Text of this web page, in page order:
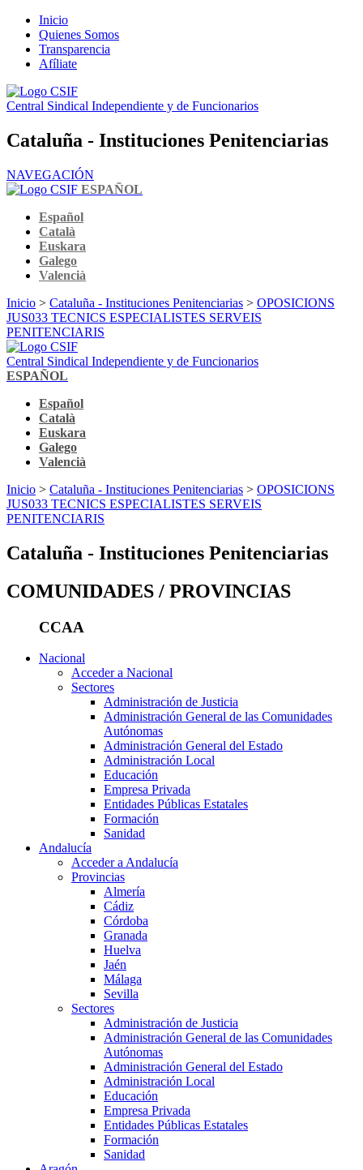
Inicio
Quienes Somos
Transparencia
Afíliate
Central Sindical Independiente y de Funcionarios
Cataluña - Instituciones Penitenciarias
NAVEGACIÓN
ESPAÑOL
Español
Català
Euskara
Galego
Valencià
Inicio > Cataluña - Instituciones Penitenciarias > OPOSICIONS
JUS033 TECNICS ESPECIALISTES SERVEIS
PENITENCIARIS
Central Sindical Independiente y de Funcionarios
ESPAÑOL
Español
Català
Euskara
Galego
Valencià
Inicio > Cataluña - Instituciones Penitenciarias > OPOSICIONS
JUS033 TECNICS ESPECIALISTES SERVEIS
PENITENCIARIS
Cataluña - Instituciones Penitenciarias
COMUNIDADES / PROVINCIAS
CCAA
Nacional
Acceder a Nacional
Sectores
Administración de Justicia
Administración General de las Comunidades
Autónomas
Administración General del Estado
Administración Local
Educación
Empresa Privada
Entidades Públicas Estatales
Formación
Sanidad
Andalucía
Acceder a Andalucía
Provincias
Almería
Cádiz
Córdoba
Granada
Huelva
Jaén
Málaga
Sevilla
Sectores
Administración de Justicia
Administración General de las Comunidades
Autónomas
Administración General del Estado
Administración Local
Educación
Empresa Privada
Entidades Públicas Estatales
Formación
Sanidad